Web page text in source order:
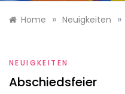
Home » Neuigkeiten »
NEUIGKEITEN
Abschiedsfeier